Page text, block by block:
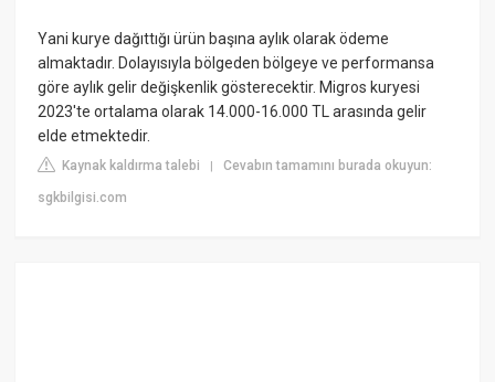
Yani kurye dağıttığı ürün başına aylık olarak ödeme
almaktadır. Dolayısıyla bölgeden bölgeye ve performansa
göre aylık gelir değişkenlik gösterecektir. Migros kuryesi
2023'te ortalama olarak 14.000-16.000 TL arasında gelir
elde etmektedir.
Kaynak kaldırma talebi |Cevabın tamamını burada okuyun:
sgkbilgisi.com